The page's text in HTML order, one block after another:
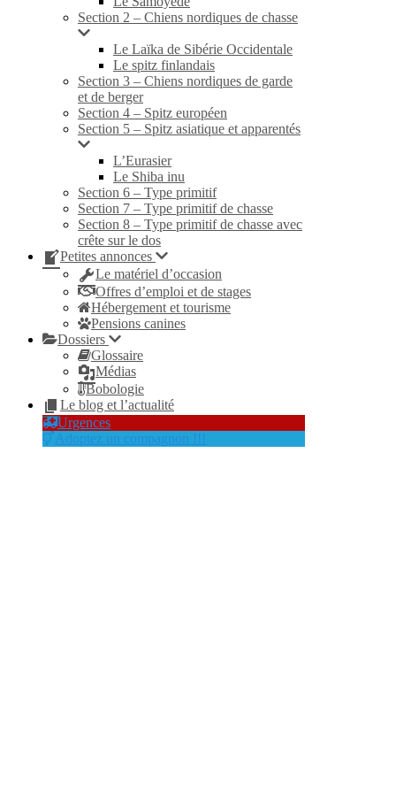
Section 2 – Chiens nordiques de chasse
Le Laïka de Sibérie Occidentale
Le spitz finlandais
Section 3 – Chiens nordiques de garde
et de berger
Section 4 – Spitz européen
Section 5 – Spitz asiatique et apparentés
L’Eurasier
Le Shiba inu
Section 6 – Type primitif
Section 7 – Type primitif de chasse
Section 8 – Type primitif de chasse avec
crête sur le dos
Petites annonces
Le matériel d’occasion
Offres d’emploi et de stages
Hébergement et tourisme
Pensions canines
Dossiers
Glossaire
Médias
Bobologie
Le blog et l’actualité
Urgences
Adoptez un compagnon !!!